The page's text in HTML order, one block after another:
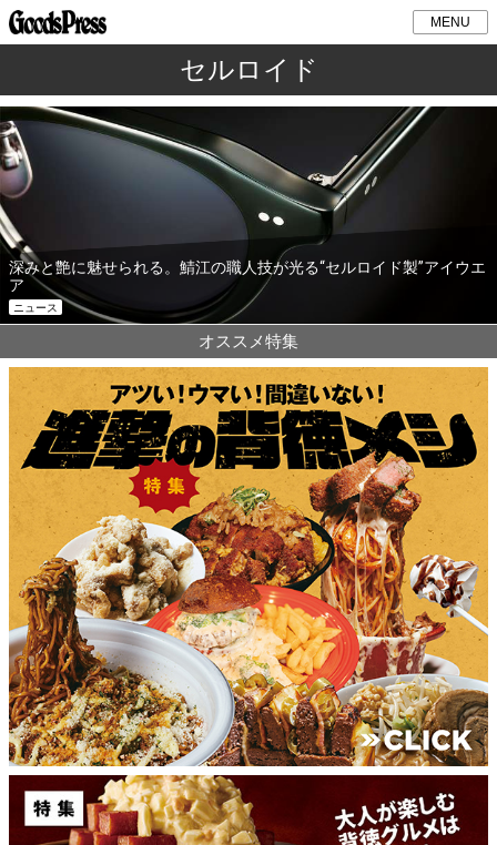
MENU
セルロイド
深みと艶に魅せられる。鯖江の職人技が光る“セルロイド製”アイウエ
ア
ニュース
オススメ特集